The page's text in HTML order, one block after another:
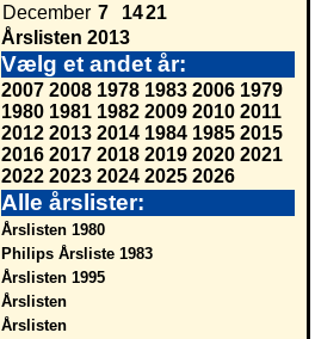
December 7 1421
Årslisten 2013
Vælg et andet år:
2007 2008 1978 1983 2006 1979
1980 1981 1982 2009 2010 2011
2012 2013 2014 1984 1985 2015
2016 2017 2018 2019 2020 2021
2022 2023 2024 2025 2026
Alle årslister:
Årslisten 1980
Philips Årsliste 1983
Årslisten 1995
Årslisten
Årslisten